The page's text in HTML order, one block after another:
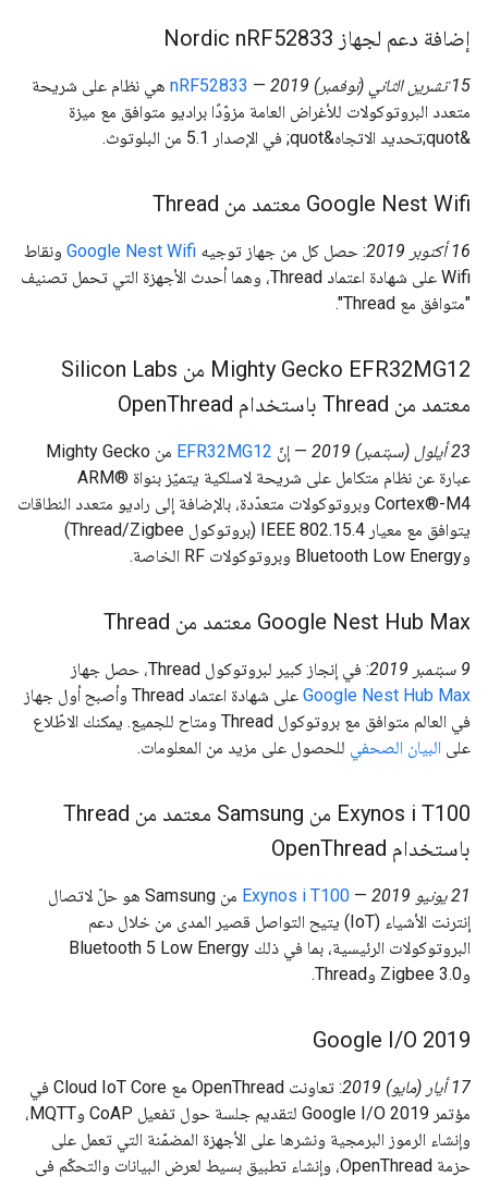
إضافة دعم لجهاز Nordic n RF52833
‫15 تشرين الثاني (نوفمبر) 2019 —
nRF52833 هي نظام على شريحة
متعدد البروتوكولات للأغراض العامة مزوّدًا براديو متوافق مع ميزة
&quot;تحديد الاتجاه&quot; في الإصدار 5.1 من البلوتوث.
‫Google Nest Wifi معتمد من Thread
‫16 أكتوبر 2019 : حصل كل من جهاز توجيه Google Nest Wifi ونقاط
Wifi على شهادة اعتماد Thread، وهما أحدث الأجهزة التي تحمل تصنيف
"متوافق مع Thread".
‫Mighty Gecko EFR32MG12 من Silicon Labs
معتمد من Thread باستخدام Open
Thread
‫23 أيلول (سبتمبر) 2019 — إنّ EFR32MG12
من Mighty Gecko
عبارة عن نظام متكامل على شريحة لاسلكية يتميّز بنواة ARM®️
Cortex®️-M4 وبروتوكولات متعدّدة، بالإضافة إلى راديو متعدد النطاقات
يتوافق مع معيار IEEE 802.15.4 (بروتوكول Thread/Zigbee)
وBluetooth Low Energy وبروتوكولات RF الخاصة.
‫Google Nest Hub Max معتمد من Thread
‫9 سبتمبر 2019
: في إنجاز كبير لبروتوكول Thread، حصل جهاز
Google Nest Hub Max
على شهادة اعتماد Thread وأصبح أول جهاز
في العالم متوافق مع بروتوكول Thread ومتاح للجميع. يمكنك الاطّلاع
على البيان الصحفي للحصول على مزيد من المعلومات.
‫Exynos i T100 من Samsung معتمد من Thread
باستخدام Open Thread
‫21 يونيو 2019 —
Exynos i T100
من Samsung هو حلّ لاتصال
إنترنت الأشياء (IoT) يتيح التواصل قصير المدى من خلال دعم
البروتوكولات الرئيسية، بما في ذلك Bluetooth 5 Low Energy
وZigbee 3.0 وThread.
Google I/O 2019
‫17 أيار (مايو) 2019
: تعاونت OpenThread مع Cloud IoT Core في
مؤتمر Google I/O 2019 لتقديم جلسة حول تفعيل CoAP وMQTT،
وإنشاء الرموز البرمجية ونشرها على الأجهزة المضمّنة التي تعمل على
حزمة OpenThread، وإنشاء تطبيق بسيط لعرض البيانات والتحكّم في